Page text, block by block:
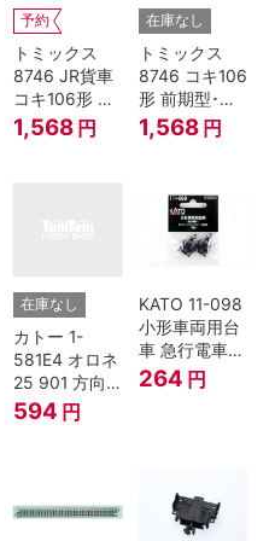
予約
トミックス
8746 JR貨車
コキ106形 前
期型･新塗装･
コンテナな
1,568 円
在庫なし
トミックス
8746 コキ106
形 前期型･新
塗装･コンテ
ナなし･2両セ
1,568 円
在庫なし
カトー 1-
581E4 オロネ
25 901 方向
幕 4両分
594 円
KATO 11-098
小形車両用台
車 急行電車1
Bトレインシ
ョーティー 対
264 円